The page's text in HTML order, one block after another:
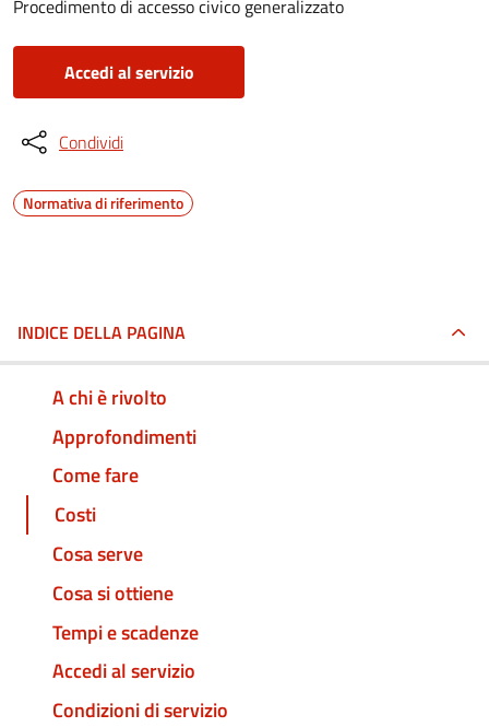
Procedimento di accesso civico generalizzato
Accedi al servizio
Condividi
Normativa di riferimento
INDICE DELLA PAGINA
A chi è rivolto
Approfondimenti
Come fare
Costi
Cosa serve
Cosa si ottiene
Tempi e scadenze
Accedi al servizio
Condizioni di servizio